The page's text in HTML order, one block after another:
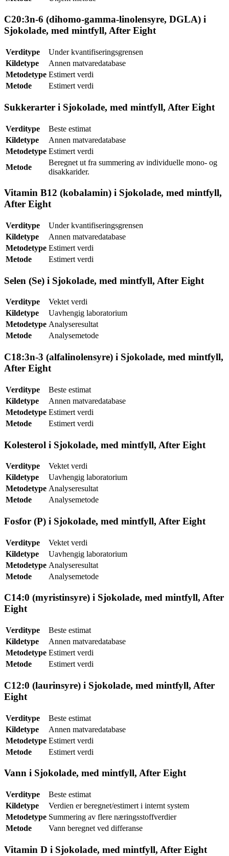
C20:3n-6 (dihomo-gamma-linolensyre, DGLA) i
Sjokolade, med mintfyll, After Eight
Verditype
Under kvantifiseringsgrensen
Kildetype
Annen matvaredatabase
Metodetype Estimert verdi
Metode
Estimert verdi
Sukkerarter i Sjokolade, med mintfyll, After Eight
Verditype
Beste estimat
Kildetype
Annen matvaredatabase
Metodetype Estimert verdi
Metode
Beregnet ut fra summering av individuelle mono- og
disakkarider.
Vitamin B12 (kobalamin) i Sjokolade, med mintfyll,
After Eight
Verditype
Under kvantifiseringsgrensen
Kildetype
Annen matvaredatabase
Metodetype Estimert verdi
Metode
Estimert verdi
Selen (Se) i Sjokolade, med mintfyll, After Eight
Verditype
Vektet verdi
Kildetype
Uavhengig laboratorium
Metodetype Analyseresultat
Metode
Analysemetode
C18:3n-3 (alfalinolensyre) i Sjokolade, med mintfyll,
After Eight
Verditype
Beste estimat
Kildetype
Annen matvaredatabase
Metodetype Estimert verdi
Metode
Estimert verdi
Kolesterol i Sjokolade, med mintfyll, After Eight
Verditype
Vektet verdi
Kildetype
Uavhengig laboratorium
Metodetype Analyseresultat
Metode
Analysemetode
Fosfor (P) i Sjokolade, med mintfyll, After Eight
Verditype
Vektet verdi
Kildetype
Uavhengig laboratorium
Metodetype Analyseresultat
Metode
Analysemetode
C14:0 (myristinsyre) i Sjokolade, med mintfyll, After
Eight
Verditype
Beste estimat
Kildetype
Annen matvaredatabase
Metodetype Estimert verdi
Metode
Estimert verdi
C12:0 (laurinsyre) i Sjokolade, med mintfyll, After
Eight
Verditype
Beste estimat
Kildetype
Annen matvaredatabase
Metodetype Estimert verdi
Metode
Estimert verdi
Vann i Sjokolade, med mintfyll, After Eight
Verditype
Beste estimat
Kildetype
Verdien er beregnet/estimert i internt system
Metodetype Summering av flere næringsstoffverdier
Metode
Vann beregnet ved differanse
Vitamin D i Sjokolade, med mintfyll, After Eight